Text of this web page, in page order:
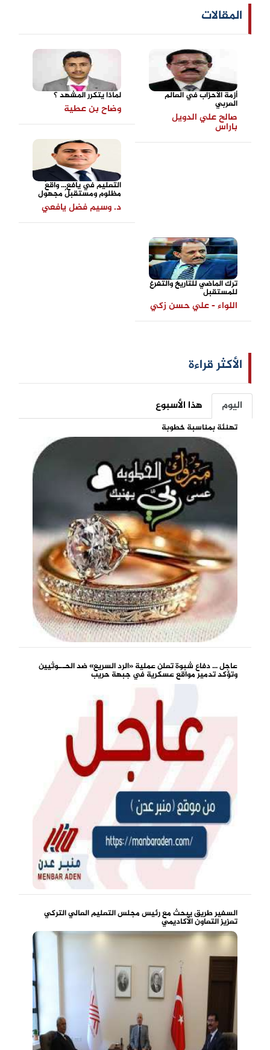
المقالات
أزمة الأحزاب في العالم
العربي
صالح علي الدويل
باراس
لماذا يتكرر المشهد ؟
وضاح بن عطية
التعليم في يافع... واقعٌ
مظلوم ومستقبلٌ مجهول
د. وسيم فضل يافعي
ترك الماضي للتاريخ والتفرغ
للمستقبل
اللواء - علي حسن زكي
الأكثر قراءة
اليوم هذا الأسبوع
تهنئة بمناسبة خطوبة
عاجل ... دفاع شبوة تعلن عملية «الرد السريع» ضد الحـ.ـوثيين
وتؤكد تدمير مواقع عسكرية في جبهة حريب
السفير طريق يبحث مع رئيس مجلس التعليم العالي التركي
تعزيز التعاون الأكاديمي